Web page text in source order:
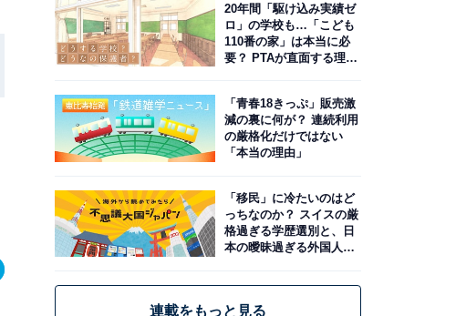
20年間「駆け込み実績ゼ
ロ」の学校も…「こども
110番の家」は本当に必
要？ PTAが直面する理想
「青春18きっぷ」販売激
減の裏に何が？ 連続利用
の厳格化だけではない
「本当の理由」
「移民」に冷たいのはど
っちなのか？ スイスの厳
格過ぎる学歴選別と、日
本の曖昧過ぎる外国人政
連載をもっと見る